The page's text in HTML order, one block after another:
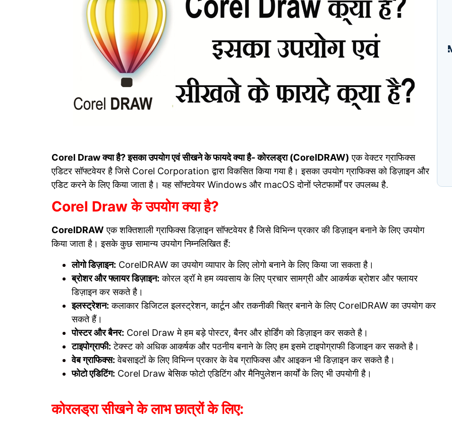
Corel Draw क्या है? इसका उपयोग एवं सीखने के फायदे क्या है- कोरलड्रा (CorelDRAW) एक वेक्टर ग्राफिक्स
एडिटर सॉफ्टवेयर है जिसे Corel Corporation द्वारा विकसित किया गया है। इसका उपयोग ग्राफिक्स को डिज़ाइन और
एडिट करने के लिए किया जाता है। यह सॉफ्टवेयर Windows और macOS दोनों प्लेटफार्मों पर उपलब्ध है.
Corel Draw के उपयोग क्या है?
CorelDRAWएक शक्तिशाली ग्राफिक्स डिज़ाइन सॉफ्टवेयर है जिसे विभिन्न प्रकार की डिज़ाइन बनाने के लिए उपयोग
किया जाता है। इसके कुछ सामान्य उपयोग निम्नलिखित हैं:
लोगो डिज़ाइन: CorelDRAW का उपयोग व्यापार के लिए लोगो बनाने के लिए किया जा सकता है।
ब्रोशर और फ्लायर डिज़ाइन: कोरल ड्रॉ मे हम व्यवसाय के लिए प्रचार सामग्री और आकर्षक ब्रोशर और फ्लायर
डिज़ाइन कर सकते है।
इलस्ट्रेशन: कलाकार डिजिटल इलस्ट्रेशन, कार्टून और तकनीकी चित्र बनाने के लिए CorelDRAW का उपयोग कर
सकते हैं।
पोस्टर और बैनर: Corel Draw मे हम बड़े पोस्टर, बैनर और होर्डिंग को डिज़ाइन कर सकते है।
टाइपोग्राफी: टेक्स्ट को अधिक आकर्षक और पठनीय बनाने के लिए हम इसमे टाइपोग्राफी डिजाइन कर सकते है।
वेब ग्राफिक्स: वेबसाइटों के लिए विभिन्न प्रकार के वेब ग्राफिक्स और आइकन भी डिज़ाइन कर सकते है।
फोटो एडिटिंग: Corel Draw बेसिक फोटो एडिटिंग और मैनिपुलेशन कार्यों के लिए भी उपयोगी है।
कोरलड्रा सीखने के लाभ छात्रों के लिए: